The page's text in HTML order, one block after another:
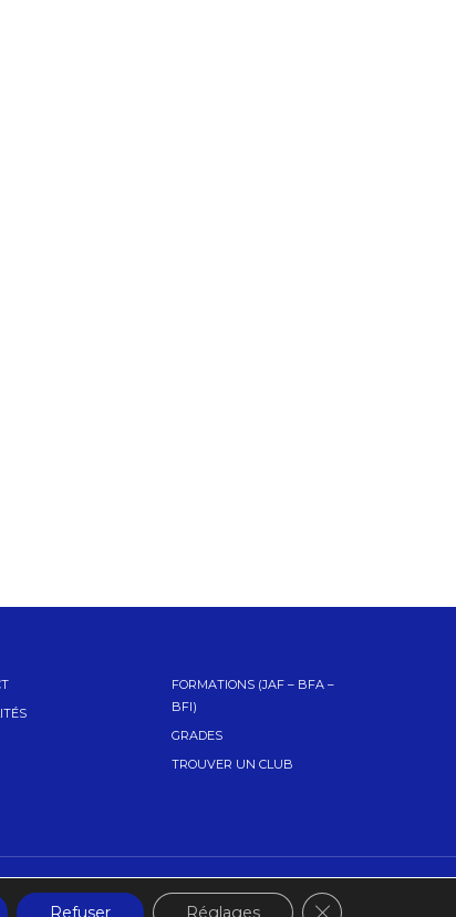
FORMATIONS (JAF – BFA –
BFI)
GRADES
TROUVER UN CLUB
Refuser Réglages Fermer la